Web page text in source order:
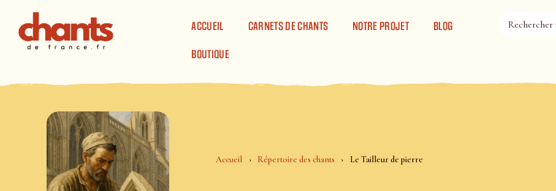
ACCUEIL
CARNETS DE CHANTS NOTRE PROJET BLOG
BOUTIQUE
Accueil Répertoire des chants Le Tailleur de pierre